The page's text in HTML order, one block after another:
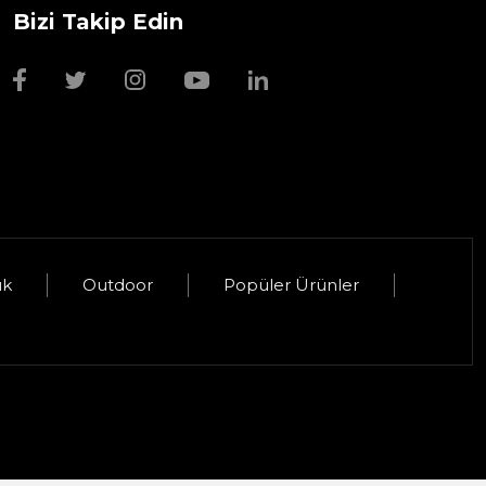
Wmf Bıçak Bileyi
Bizi Takip Edin
Outdoor
Popüler Ürünler